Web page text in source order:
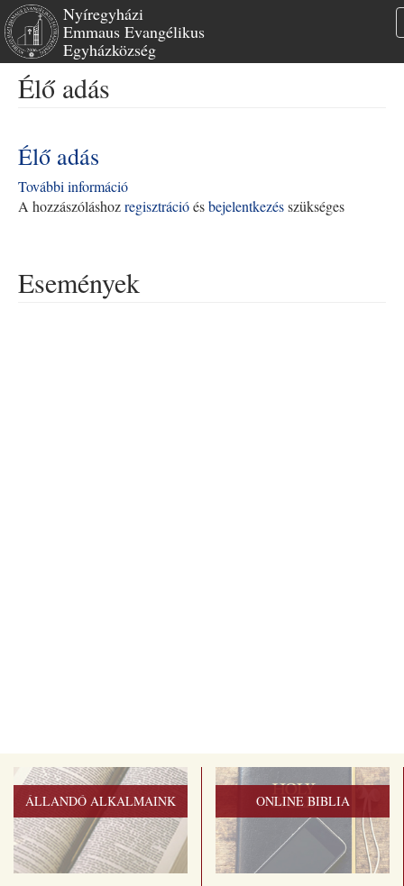
Ugrás
Nyíregyházi
Emmaus Evangélikus
Egyházközség
Élő adás
Élő adás
További információ
adás
A hozzászóláshozregisztrációésbejelentkezésszükséges
Események
ÁLLANDÓ ALKALMAINK ONLINE BIBLIA